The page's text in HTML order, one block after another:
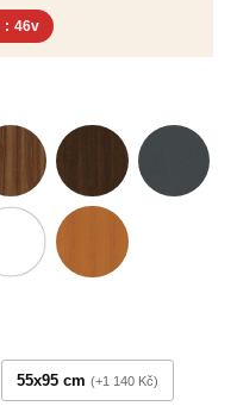
: 45v
55x95 cm +1 140 Kč